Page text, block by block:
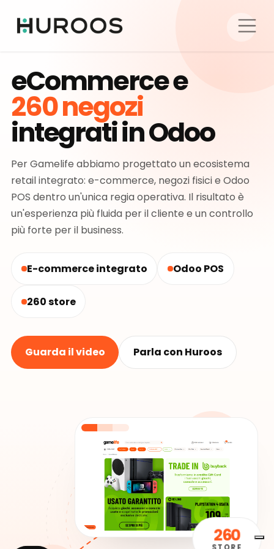
eCommerce e
260 negozi
integrati in Odoo
Per Gamelife abbiamo progettato un ecosistema
retail integrato: e-commerce, negozi fisici e Odoo
POS dentro un'unica regia operativa. Il risultato è
un'esperienza più fluida per il cliente e un controllo
più forte per il business.
E-commerce integrato Odoo POS
260 store
Guarda il video Parla con Huroos
260
STORE